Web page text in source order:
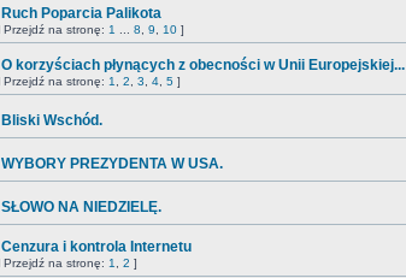
Ruch Poparcia Palikota
Przejdź na stronę: 1 8 9 10 ]
O korzyściach płynących z obecności w Unii Europejskiej...
Przejdź na stronę: 1 2 3 4 5 ]
Bliski Wschód.
WYBORY PREZYDENTA W USA.
SŁOWO NA NIEDZIELĘ.
Cenzura i kontrola Internetu
Przejdź na stronę: 1 2 ]